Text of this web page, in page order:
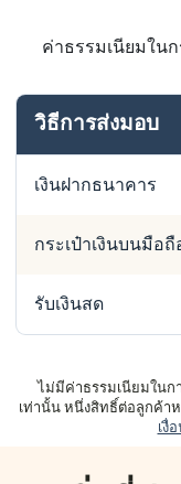
ค่าธรรมเนียมใน
วิธีการส่งมอบ
เงินฝากธนาคาร
กระเป๋าเงินบนมือถื
รับเงินสด
ไม่มีค่าธรรมเนียมใน
เท่านั้น หนึ่งสิทธิ์ต่อลูกค้าห
เงื่